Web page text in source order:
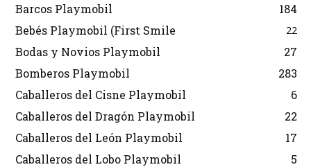
Barcos Playmobil
184
Bebés Playmobil (First Smile
22
Bodas y Novios Playmobil
27
Bomberos Playmobil
283
Caballeros del Cisne Playmobil
6
Caballeros del Dragón Playmobil
22
Caballeros del León Playmobil
17
Caballeros del Lobo Playmobil
5